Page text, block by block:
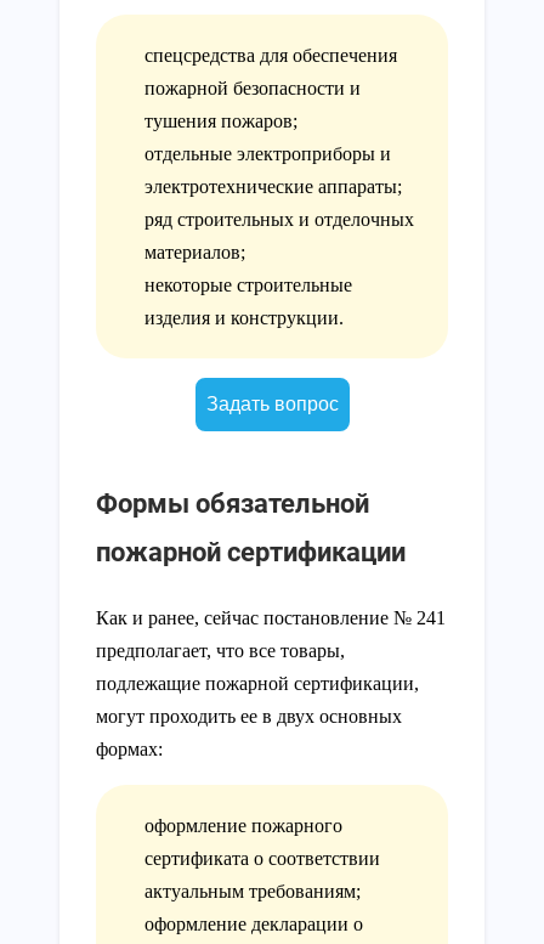
спецсредства для обеспечения
пожарной безопасности и
тушения пожаров;
отдельные электроприборы и
электротехнические аппараты;
ряд строительных и отделочных
материалов;
некоторые строительные
изделия и конструкции.
Задать вопрос
Формы обязательной
пожарной сертификации
Как и ранее, сейчас постановление № 241
предполагает, что все товары,
подлежащие пожарной сертификации,
могут проходить ее в двух основных
формах:
оформление пожарного
сертификата о соответствии
актуальным требованиям;
оформление декларации о